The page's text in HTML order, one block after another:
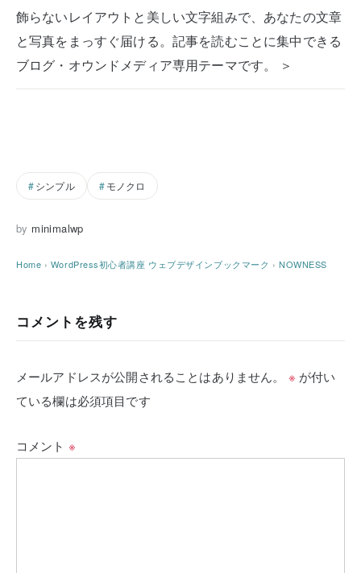
飾らないレイアウトと美しい文字組みで、あなたの文章
と写真をまっすぐ届ける。記事を読むことに集中できる
ブログ・オウンドメディア専用テーマです。 ＞
シンプル モノクロ
by minimalwp
Home › WordPress初心者講座 ウェブデザインブックマーク › NOWNESS
コメントを残す
メールアドレスが公開されることはありません。 ※ が付い
ている欄は必須項目です
コメント ※